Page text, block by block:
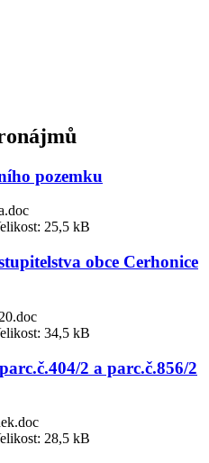
pozemku
25,5 kB
obce Cerhonice
34,5 kB
2 a parc.č.856/2
28,5 kB